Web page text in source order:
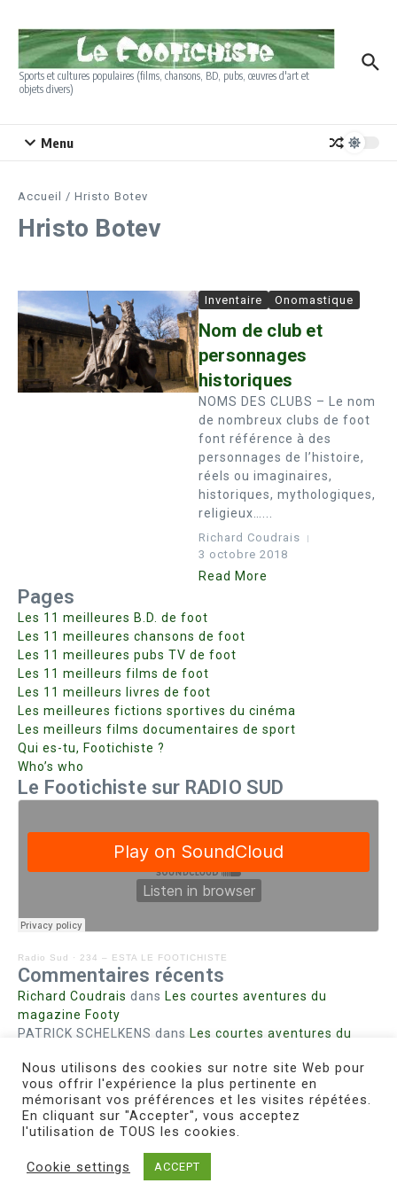
Sports et cultures populaires (films, chansons, BD, pubs, œuvres d'art et
objets divers)
Menu
Accueil / Hristo Botev
Hristo Botev
Inventaire Onomastique
Nom de club et
personnages
historiques
NOMS DES CLUBS – Le nom
de nombreux clubs de foot
font référence à des
personnages de l’histoire,
réels ou imaginaires,
historiques, mythologiques,
religieux…...
Richard Coudrais
3 octobre 2018
Read More
Pages
Les 11 meilleures B.D. de foot
Les 11 meilleures chansons de foot
Les 11 meilleures pubs TV de foot
Les 11 meilleurs films de foot
Les 11 meilleurs livres de foot
Les meilleures fictions sportives du cinéma
Les meilleurs films documentaires de sport
Qui es-tu, Footichiste ?
Who’s who
Le Footichiste sur RADIO SUD
Radio Sud · 234 – ESTA LE FOOTICHISTE
Commentaires récents
Richard Coudrais dans Les courtes aventures du
magazine Footy
PATRICK SCHELKENS dans Les courtes aventures du
Bohn fabiennedans Intrigues sanglantes à Mulhouse
Steph. RUTA dansLust for Nice
MIRMANDdansPieds agiles et champignons
Copyright © 2026 Le Footichiste | Réalisé par
Nous utilisons des cookies sur notre site Web pour
vous offrir l'expérience la plus pertinente en
mémorisant vos préférences et les visites répétées.
En cliquant sur "Accepter", vous acceptez
l'utilisation de TOUS les cookies.
Cookie settings ACCEPT